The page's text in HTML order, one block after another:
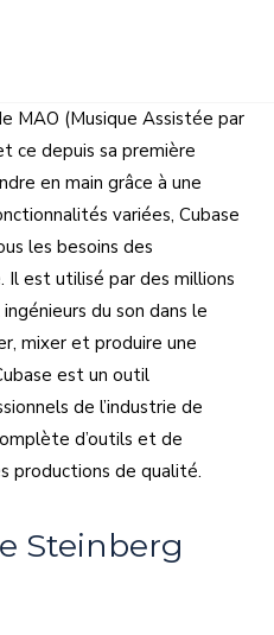
MAO (Musique Assistée par
ce depuis sa première
en main grâce à une
variées, Cubase
les besoins des
Il est utilisé par des millions
du son dans le
mixer et produire une
est un outil
de l’industrie de
d’outils et de
productions de qualité.
Steinberg